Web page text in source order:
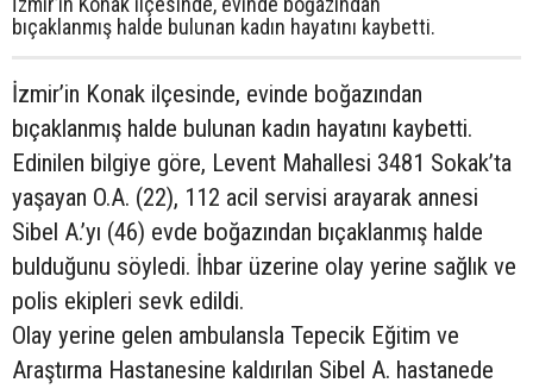
bıçaklanmış halde bulunan kadın hayatını kaybetti.
İzmir’in Konak ilçesinde, evinde boğazından
bıçaklanmış halde bulunan kadın hayatını kaybetti.
Edinilen bilgiye göre, Levent Mahallesi 3481 Sokak’ta
yaşayan O.A. (22), 112 acil servisi arayarak annesi
Sibel A.’yı (46) evde boğazından bıçaklanmış halde
bulduğunu söyledi. İhbar üzerine olay yerine sağlık ve
polis ekipleri sevk edildi.
Olay yerine gelen ambulansla Tepecik Eğitim ve
Araştırma Hastanesine kaldırılan Sibel A. hastanede